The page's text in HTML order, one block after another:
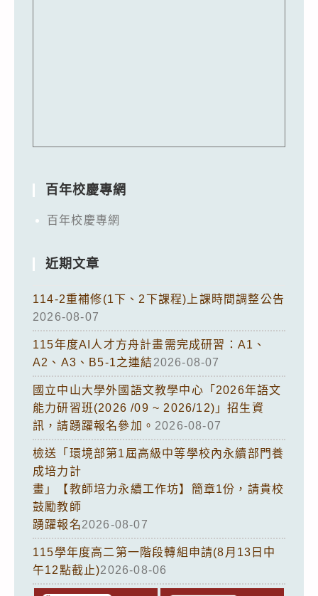
百年校慶專網
百年校慶專網
近期文章
114-2重補修(1下、2下課程)上課時間調整公告
2026-08-07
115年度AI人才方舟計畫需完成研習：A1、
A2、A3、B5-1之連結2026-08-07
國立中山大學外國語文教學中心「2026年語文
能力研習班(2026 /09 ~ 2026/12)」招生資
訊，請踴躍報名參加。 2026-08-07
檢送「環境部第1屆高級中等學校內永續部門養
成培力計
畫」【教師培力永續工作坊】簡章1份，請貴校
鼓勵教師
踴躍報名2026-08-07
115學年度高二第一階段轉組申請(8月13日中
午12點截止)2026-08-06